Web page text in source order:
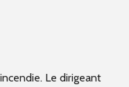
Le dirigeant